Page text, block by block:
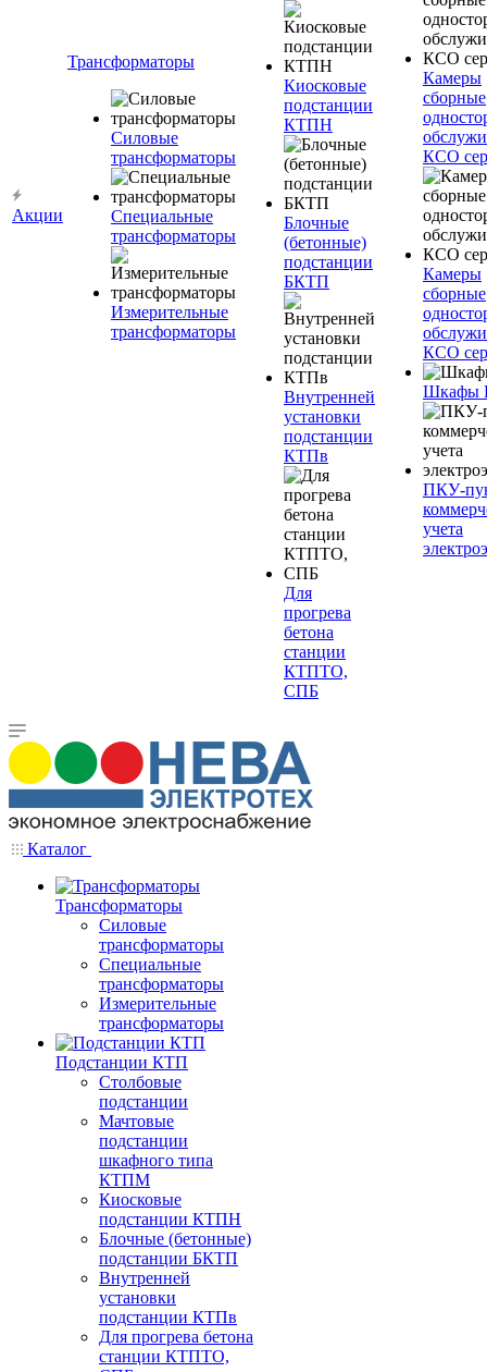
Акции
Трансформаторы
Силовые
трансформаторы
Специальные
трансформаторы
Измерительные
трансформаторы
Киосковые
подстанции
КТПН
Блочные
(бетонные)
подстанции
БКТП
Внутренней
установки
подстанции
КТПв
Для
прогрева
бетона
станции
КТПТО,
СПБ
Камеры
сборные
КСО
Камеры
сборные
КСО
Шкафы
ПКУ-
учета
Каталог
Трансформаторы
Силовые
трансформаторы
Специальные
трансформаторы
Измерительные
трансформаторы
Подстанции КТП
Столбовые
подстанции
Мачтовые
подстанции
шкафного типа
КТПМ
Киосковые
подстанции КТПН
Блочные (бетонные)
подстанции БКТП
Внутренней
установки
подстанции КТПв
Для прогрева бетона
станции КТПТО,